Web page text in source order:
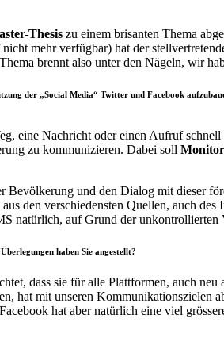
Thesis zu einem brisanten Thema
mehr verfügbar) hat der
brennt also unter den Nägeln, wir
der „Social Media“ Twitter und Facebook
eine Nachricht oder einen Aufruf
zu kommunizieren. Dabei soll
und den Dialog mit dieser
den verschiedensten Quellen, auch des
natürlich, auf Grund der
haben Sie angestellt?
dass sie für alle Plattformen, auch
hat mit unseren Kommunikationszielen
hat aber natürlich eine viel